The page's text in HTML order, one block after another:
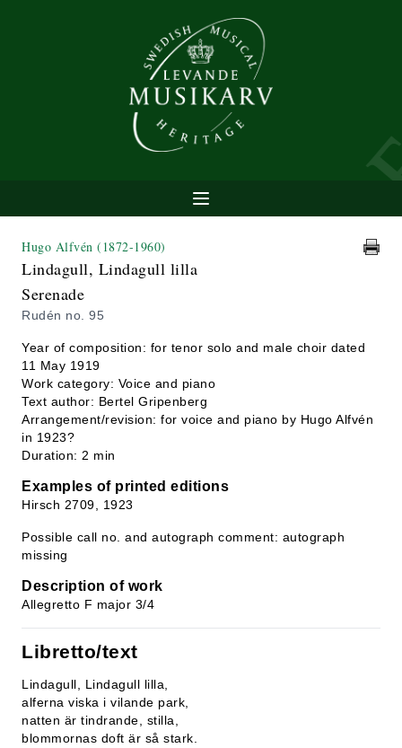
Hugo Alfvén (1872-1960)
Lindagull, Lindagull lilla
Serenade
Rudén no. 95
Year of composition: for tenor solo and male choir dated
11 May 1919
Work category: Voice and piano
Text author: Bertel Gripenberg
Arrangement/revision: for voice and piano by Hugo Alfvén
in 1923?
Duration: 2 min
Examples of printed editions
Hirsch 2709, 1923
Possible call no. and autograph comment: autograph
missing
Description of work
Allegretto F major 3/4
Libretto/text
Lindagull, Lindagull lilla,
alferna viska i vilande park,
natten är tindrande, stilla,
blommornas doft är så stark.